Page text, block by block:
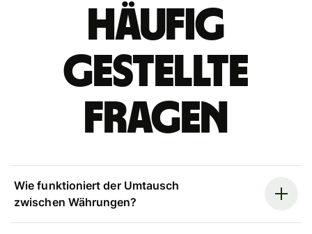
Häufig
gestellte
Fragen
Wie funktioniert der Umtausch
zwischen Währungen?